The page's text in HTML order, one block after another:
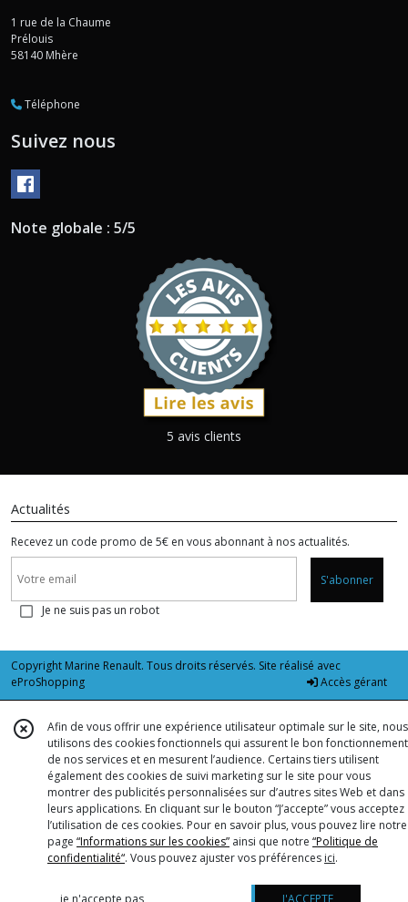
1 rue de la Chaume
Prélouis
58140 Mhère
Téléphone
Suivez nous
Note globale : 5/5
5 avis clients
Actualités
Recevez un code promo de 5€ en vous abonnant à nos actualités.
S'abonner
Je ne suis pas un robot
Copyright Marine Renault. Tous droits réservés. Site réalisé avec
eProShopping
Accès gérant
Afin de vous offrir une expérience utilisateur optimale sur le site, nous
utilisons des cookies fonctionnels qui assurent le bon fonctionnement
de nos services et en mesurent l’audience. Certains tiers utilisent
également des cookies de suivi marketing sur le site pour vous
montrer des publicités personnalisées sur d’autres sites Web et dans
leurs applications. En cliquant sur le bouton “J’accepte” vous acceptez
l’utilisation de ces cookies. Pour en savoir plus, vous pouvez lire notre
page “Informations sur les cookies” ainsi que notre “Politique de
confidentialité“. Vous pouvez ajuster vos préférences ici.
je n'accepte pas J'ACCEPTE